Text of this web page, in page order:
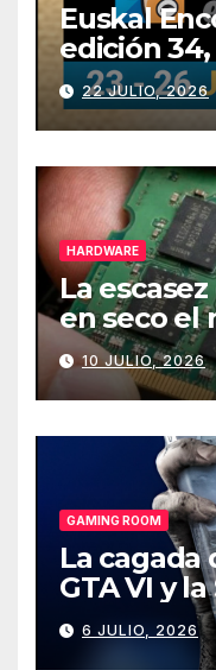
Euskal
edición
julio
22 JULIO, 2026
HARDWARE
La
en seco el
de PCs
10 JULIO, 2026
GAMING ROOM
La cagada
GTA VI y
Gaming
6 JULIO, 2026